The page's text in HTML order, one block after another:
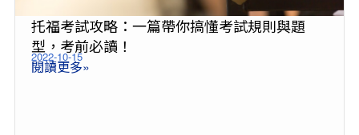
托福考試攻略：一篇帶你搞懂考試規則與題
型，考前必讀！
2022-10-15
閱讀更多»